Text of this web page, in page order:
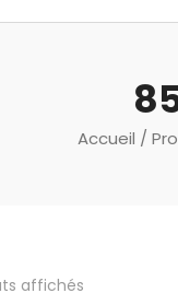
Accueil /
affichés